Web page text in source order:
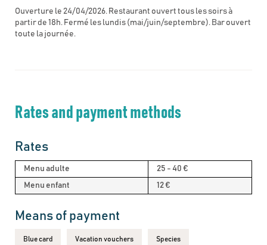
Ouverture le 24/04/2026. Restaurant ouvert tous les soirs à
partir de 18h. Fermé les lundis (mai/juin/septembre). Bar ouvert
toute la journée.
Rates and payment methods
Rates
Menu adulte
25 - 40 €
Menu enfant
12 €
Means of payment
Blue card Vacation vouchers Species